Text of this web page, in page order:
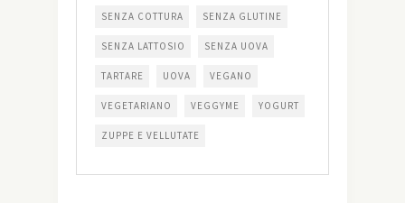
SENZA COTTURA SENZA GLUTINE
SENZA LATTOSIO SENZA UOVA
TARTARE UOVA VEGANO
VEGETARIANO VEGGYME YOGURT
ZUPPE E VELLUTATE